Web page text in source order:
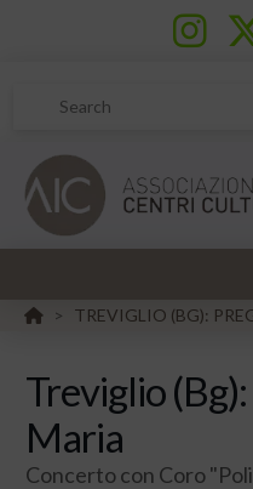
Search
HOME
> TREVIGLIO (BG):
Treviglio
Maria
Concerto con Coro